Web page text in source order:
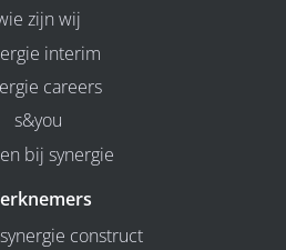
zijn wij
interim
careers
s&you
bij synergie
construct